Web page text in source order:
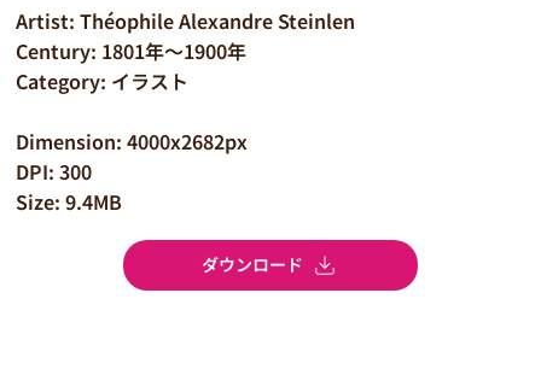
Artist: Théophile Alexandre Steinlen
Century: 1801年～1900年
Category: イラスト
Dimension: 4000x2682px
DPI: 300
Size: 9.4MB
ダウンロード